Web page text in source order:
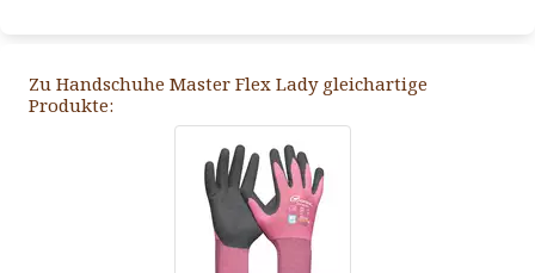
Zu Handschuhe Master Flex Lady gleichartige
Produkte: